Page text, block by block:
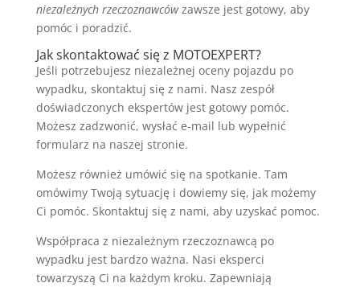
niezależnych rzeczoznawcówzawsze jest gotowy, aby
pomóc i poradzić.
Jak skontaktować się z MOTOEXPERT?
Jeśli potrzebujesz niezależnej oceny pojazdu po
wypadku, skontaktuj się z nami. Nasz zespół
doświadczonych ekspertów jest gotowy pomóc.
Możesz zadzwonić, wysłać e-mail lub wypełnić
formularz na naszej stronie.
Możesz również umówić się na spotkanie. Tam
omówimy Twoją sytuację i dowiemy się, jak możemy
Ci pomóc. Skontaktuj się z nami, aby uzyskać pomoc.
Współpraca z niezależnym rzeczoznawcą po
wypadku jest bardzo ważna. Nasi eksperci
towarzyszą Ci na każdym kroku. Zapewniają